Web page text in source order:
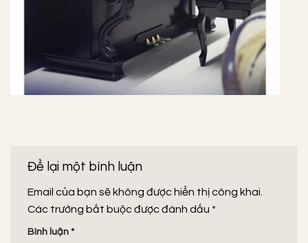
Để lại một bình luận
Email của bạn sẽ không được hiển thị công khai.
Các trường bắt buộc được đánh dấu *
Bình luận *